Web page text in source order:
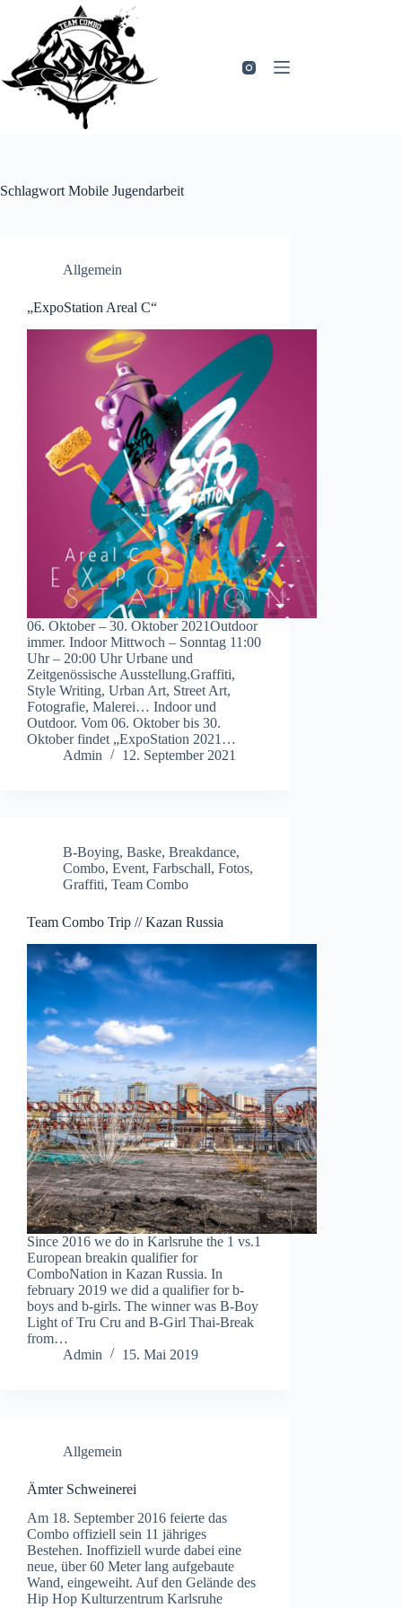
springen
Schlagwort Mobile Jugendarbeit
Allgemein
„ExpoStation Areal C“
06. Oktober – 30. Oktober 2021Outdoor
immer. Indoor Mittwoch – Sonntag 11:00
Uhr – 20:00 Uhr Urbane und
Zeitgenössische Ausstellung.Graffiti,
Style Writing, Urban Art, Street Art,
Fotografie, Malerei… Indoor und
Outdoor. Vom 06. Oktober bis 30.
Oktober findet „ExpoStation 2021…
Admin
12. September 2021
B-Boying, Baske, Breakdance,
Combo, Event, Farbschall, Fotos,
Graffiti, Team Combo
Team Combo Trip // Kazan Russia
Since 2016 we do in Karlsruhe the 1 vs.1
European breakin qualifier for
ComboNation in Kazan Russia. In
february 2019 we did a qualifier for b-
boys and b-girls. The winner was B-Boy
Light of Tru Cru and B-Girl Thai-Break
from…
Admin
15. Mai 2019
Allgemein
Ämter Schweinerei
Am 18. September 2016 feierte das
Combo offiziell sein 11 jähriges
Bestehen. Inoffiziell wurde dabei eine
neue, über 60 Meter lang aufgebaute
Wand, eingeweiht. Auf den Gelände des
Hip Hop Kulturzentrum Karlsruhe